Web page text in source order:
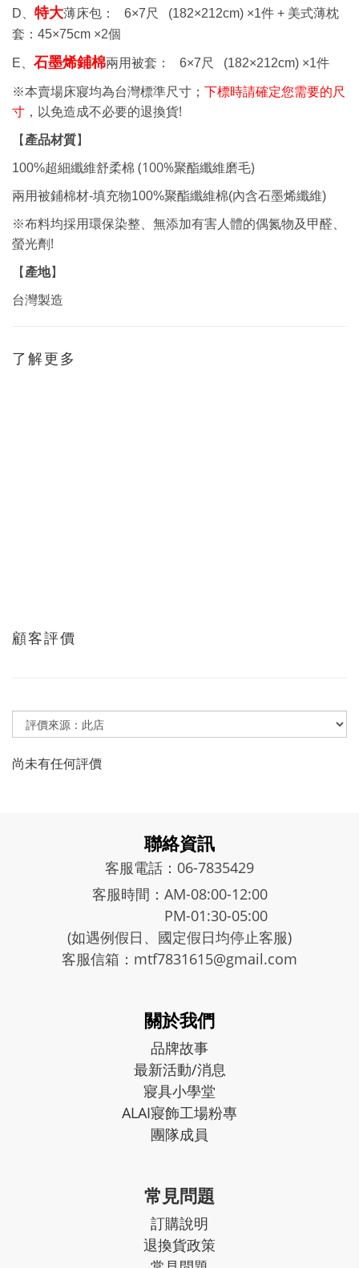
D、 特大薄床包： 6×7尺 (182×212cm) ×1件 + 美式薄枕
套： 45×75cm ×2個
E、 石墨烯鋪棉兩用被套： 6×7尺 (182×212cm) ×1件
※本賣場床寢均為台灣標準尺寸； 下標時請確定您需要的尺
寸 ，以免造成不必要的退換貨!
【 產品材質】
100%超細纖維舒柔棉 (100%聚酯纖維磨毛)
兩用被鋪棉材-填充物100%聚酯纖維棉(內含石墨烯纖維)
※布料均採用環保染整、無添加有害人體的偶氮物及甲醛、
螢光劑 !
【 產地】
台灣製造
了解更多
顧客評價
尚未有任何評價
聯絡資訊
客服電話：06-7835429
客服時間：AM-08:00-12:00
PM-01:30-05:00
(如遇例假日、國定假日均停止客服)
客服信箱：mtf7831615@gmail.com
關於我們
品牌故事
最新活動/消息
寢具小學堂
ALAI寢飾工場粉專
團隊成員
常見問題
訂購說明
退換貨政策